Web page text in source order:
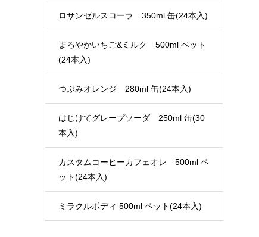
ロサンゼルスコーラ 350ml 缶(24本入)
まろやかいちご&ミルク 500ml ペット
(24本入)
つぶみオレンジ 280ml 缶(24本入)
はじけてグレープソーダ 250ml 缶(30
本入)
カスタムコーヒーカフェオレ 500ml ペ
ット(24本入)
ミラクルボディ 500ml ペット(24本入)